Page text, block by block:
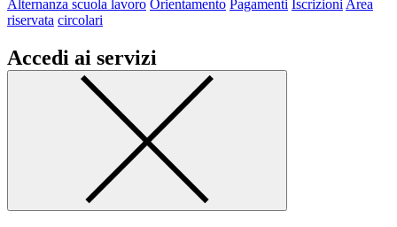
Alternanza scuola lavoro Orientamento Pagamenti Iscrizioni Area
riservata circolari
Accedi ai servizi